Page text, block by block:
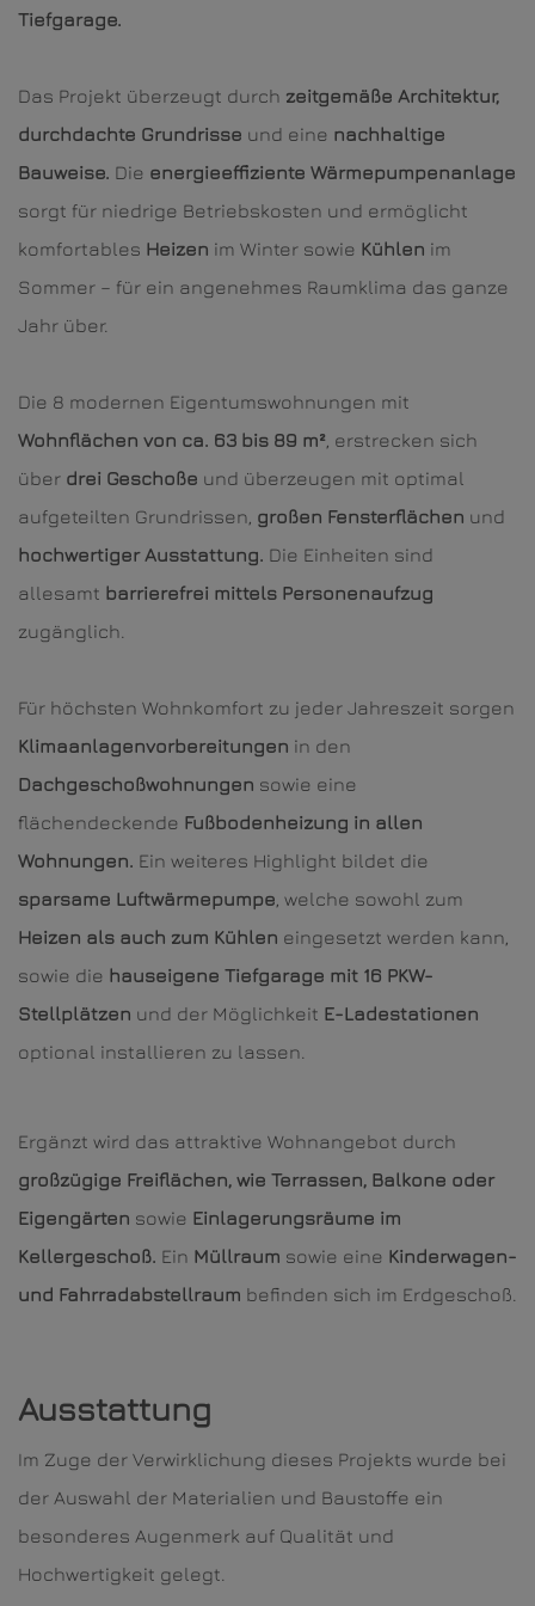
Tiefgarage.
Das Projekt überzeugt durch zeitgemäße Architektur,
durchdachte Grundrisse und eine nachhaltige
Bauweise. Die energieeffiziente Wärmepumpenanlage
sorgt für niedrige Betriebskosten und ermöglicht
komfortables Heizen im Winter sowie Kühlen im
Sommer – für ein angenehmes Raumklima das ganze
Jahr über.
Die 8 modernen Eigentumswohnungen mit
Wohnflächen von ca. 63 bis 89 m² , erstrecken sich
über drei Geschoße und überzeugen mit optimal
aufgeteilten Grundrissen, großen Fensterflächen und
hochwertiger Ausstattung. Die Einheiten sind
allesamt barrierefrei mittels Personenaufzug
zugänglich.
Für höchsten Wohnkomfort zu jeder Jahreszeit sorgen
Klimaanlagenvorbereitungen in den
Dachgeschoßwohnungen sowie eine
flächendeckende Fußbodenheizung in allen
Wohnungen. Ein weiteres Highlight bildet die
sparsame Luftwärmepumpe , welche sowohl zum
Heizen als auch zum Kühlen eingesetzt werden kann,
sowie die hauseigene Tiefgarage mit 16 PKW-
Stellplätzen und der Möglichkeit E-Ladestationen
optional installieren zu lassen.
Ergänzt wird das attraktive Wohnangebot durch
großzügige Freiflächen, wie Terrassen, Balkone oder
Eigengärten sowie Einlagerungsräume im
Kellergeschoß. Ein Müllraum sowie eine Kinderwagen-
und Fahrradabstellraum befinden sich im Erdgeschoß.
Ausstattung
Im Zuge der Verwirklichung dieses Projekts wurde bei
der Auswahl der Materialien und Baustoffe ein
besonderes Augenmerk auf Qualität und
Hochwertigkeit gelegt.